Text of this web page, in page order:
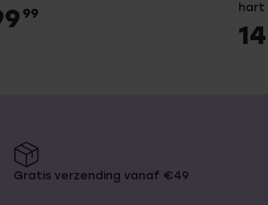
99
hart
14
Gratis verzending vanaf €49